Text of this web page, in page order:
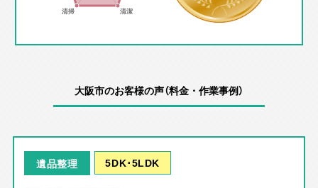
大阪市のお客様の声（料金・作業事例）
遺品整理 5DK･5LDK